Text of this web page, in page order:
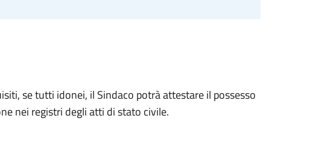
se tutti idonei, il Sindaco potrà attestare il possesso
nei registri degli atti di stato civile.